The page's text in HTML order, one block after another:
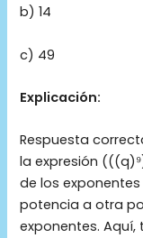
b) 14
c) 49
Explicación:
Respuesta
la expresión
de los
potencia a otra
exponentes.